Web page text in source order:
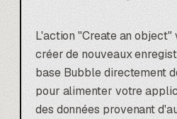
L'action "Create an object"
créer de nouveaux
base Bubble directement
pour alimenter votre
des données provenant